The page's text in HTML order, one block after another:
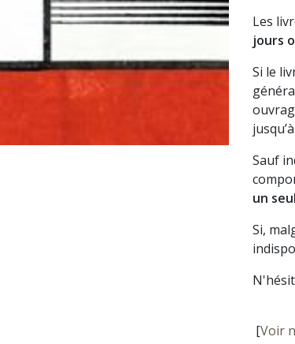
Les
jours
Si le
jusqu’à
Sauf
un
Si,
[Voir